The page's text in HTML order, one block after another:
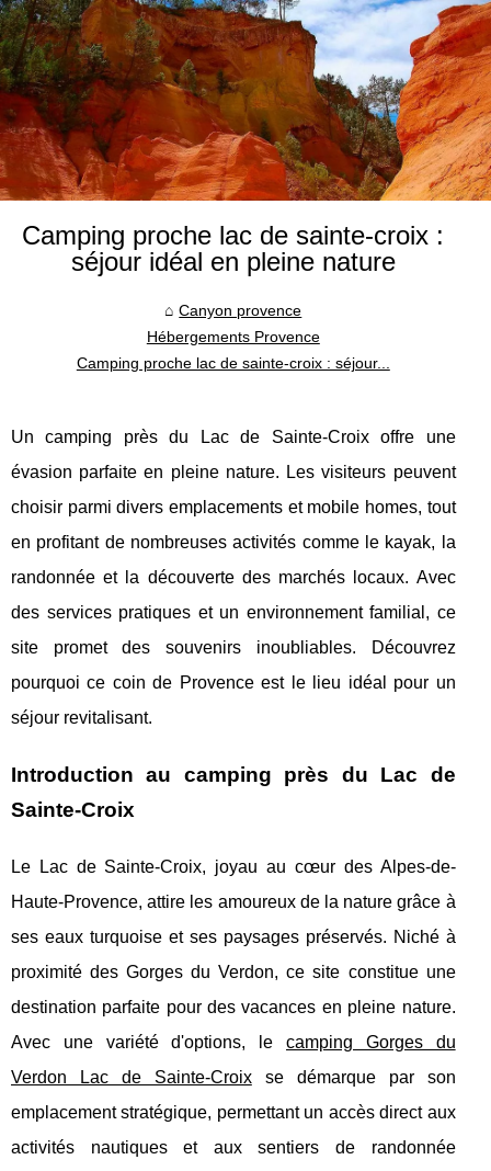
Camping proche lac de sainte-croix :
séjour idéal en pleine nature
Canyon provence
Hébergements Provence
Camping proche lac de sainte-croix : séjour...
Un camping près du Lac de Sainte-Croix offre une
évasion parfaite en pleine nature. Les visiteurs peuvent
choisir parmi divers emplacements et mobile homes, tout
en profitant de nombreuses activités comme le kayak, la
randonnée et la découverte des marchés locaux. Avec
des services pratiques et un environnement familial, ce
site promet des souvenirs inoubliables. Découvrez
pourquoi ce coin de Provence est le lieu idéal pour un
séjour revitalisant.
Introduction au camping près du Lac de
Sainte-Croix
Le Lac de Sainte-Croix, joyau au cœur des Alpes-de-
Haute-Provence, attire les amoureux de la nature grâce à
ses eaux turquoise et ses paysages préservés. Niché à
proximité des Gorges du Verdon, ce site constitue une
destination parfaite pour des vacances en pleine nature.
Avec une variété d'options, le camping Gorges du
Verdon Lac de Sainte-Croixse démarque par son
emplacement stratégique, permettant un accès direct aux
activités nautiques et aux sentiers de randonnée